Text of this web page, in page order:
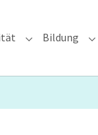
"Glauben &
Submenu for
Bildung